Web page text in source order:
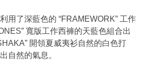
用了深藍色的 “FRAMEWORK” 工作
寬版工作西褲的天藍色組合出
開領夏威夷衫自然的白色打
自然的氣息。